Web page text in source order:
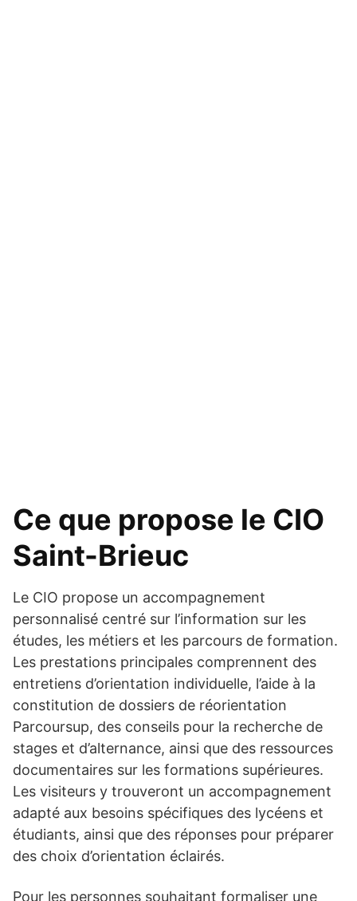
Ce que propose le CIO
Saint-Brieuc
Le CIO propose un accompagnement
personnalisé centré sur l’information sur les
études, les métiers et les parcours de formation.
Les prestations principales comprennent des
entretiens d’orientation individuelle, l’aide à la
constitution de dossiers de réorientation
Parcoursup, des conseils pour la recherche de
stages et d’alternance, ainsi que des ressources
documentaires sur les formations supérieures.
Les visiteurs y trouveront un accompagnement
adapté aux besoins spécifiques des lycéens et
étudiants, ainsi que des réponses pour préparer
des choix d’orientation éclairés.
Pour les personnes souhaitant formaliser une